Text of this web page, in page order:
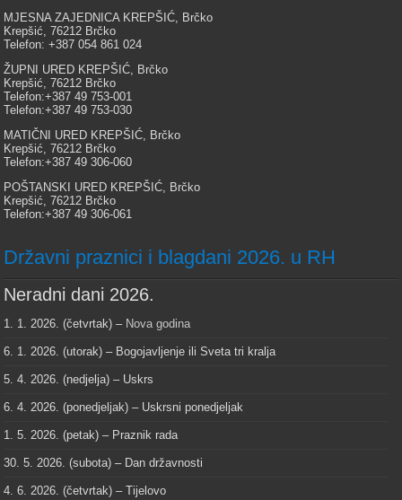
MJESNA ZAJEDNICA KREPŠIĆ, Brčko
Krepšić, 76212 Brčko
Telefon: +387 054 861 024
ŽUPNI URED KREPŠIĆ, Brčko
Krepšić, 76212 Brčko
Telefon:+387 49 753-001
Telefon:+387 49 753-030
MATIČNI URED KREPŠIĆ, Brčko
Krepšić, 76212 Brčko
Telefon:+387 49 306-060
POŠTANSKI URED KREPŠIĆ, Brčko
Krepšić, 76212 Brčko
Telefon:+387 49 306-061
Državni praznici i blagdani 2026. u RH
Neradni dani 2026.
1. 1. 2026. (četvrtak) – Nova godina
6. 1. 2026. (utorak) – Bogojavljenje ili Sveta tri kralja
5. 4. 2026. (nedjelja) – Uskrs
6. 4. 2026. (ponedjeljak) – Uskrsni ponedjeljak
1. 5. 2026. (petak) – Praznik rada
30. 5. 2026. (subota) – Dan državnosti
4. 6. 2026. (četvrtak) – Tijelovo